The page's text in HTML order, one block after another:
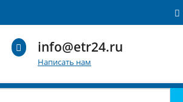
info@etr24.ru
Написать нам